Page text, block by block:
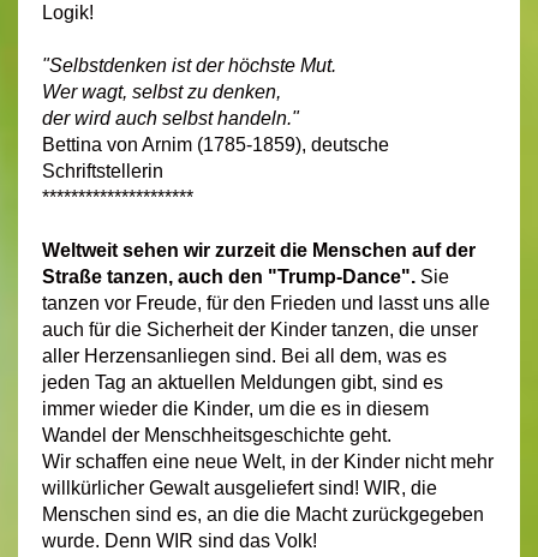
Logik!
"Selbstdenken ist der höchste Mut.
Wer wagt, selbst zu denken,
der wird auch selbst handeln."
Bettina von Arnim (1785-1859), deutsche
Schriftstellerin
*********************
Weltweit sehen wir zurzeit die Menschen auf der
Straße tanzen, auch den "Trump-Dance". Sie
tanzen vor Freude, für den Frieden und lasst uns alle
auch für die Sicherheit der Kinder tanzen, die unser
aller Herzensanliegen sind. Bei all dem, was es
jeden Tag an aktuellen Meldungen gibt, sind es
immer wieder die Kinder, um die es in diesem
Wandel der Menschheitsgeschichte geht.
Wir schaffen eine neue Welt, in der Kinder nicht mehr
willkürlicher Gewalt ausgeliefert sind! WIR, die
Menschen sind es, an die die Macht zurückgegeben
wurde. Denn WIR sind das Volk!